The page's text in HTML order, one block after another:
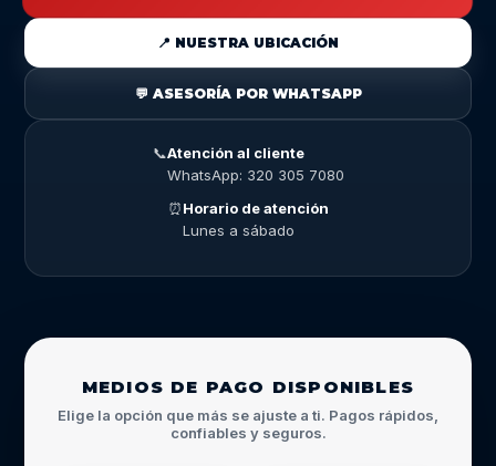
📍 NUESTRA UBICACIÓN
💬 ASESORÍA POR WHATSAPP
📞Atención al cliente
WhatsApp: 320 305 7080
⏰Horario de atención
Lunes a sábado
MEDIOS DE PAGO DISPONIBLES
Elige la opción que más se ajuste a ti. Pagos rápidos,
confiables y seguros.